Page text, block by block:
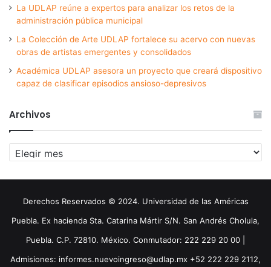
La UDLAP reúne a expertos para analizar los retos de la
administración pública municipal
La Colección de Arte UDLAP fortalece su acervo con nuevas
obras de artistas emergentes y consolidados
Académica UDLAP asesora un proyecto que creará dispositivo
capaz de clasificar episodios ansioso-depresivos
Archivos
Archivos
Derechos Reservados © 2024. Universidad de las Américas
Puebla. Ex hacienda Sta. Catarina Mártir S/N. San Andrés Cholula,
Puebla. C.P. 72810. México. Conmutador: 222 229 20 00 |
Admisiones: informes.nuevoingreso@udlap.mx +52 222 229 2112,